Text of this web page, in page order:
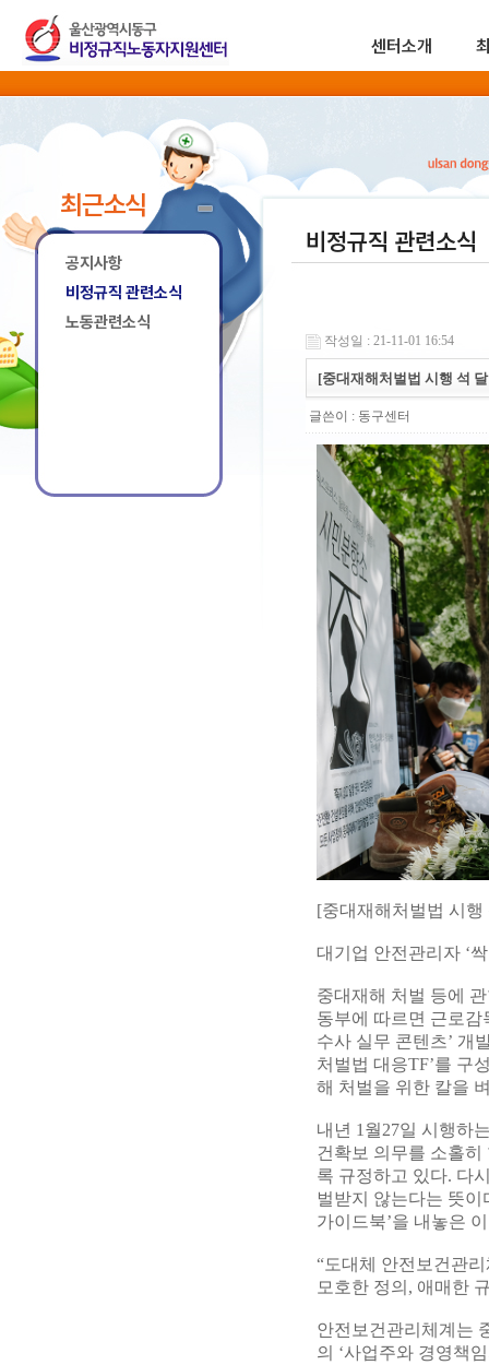
센터소개
최근소식
공지사항
비정규직 관련소식
노동관련소식
비정규직 관련소식
작성일 : 21-11-01 16:54
[중대재해처벌법 시행 석
글쓴이 : 동구센터
[중대재해처벌법 시
대기업 안전관리자 ‘
중대재해 처벌 등에
동부에 따르면 근로감
수사 실무 콘텐츠’ 개
처벌법 대응TF’를 구
해 처벌을 위한 칼을
내년 1월27일 시행하
건확보 의무를 소홀히
록 규정하고 있다. 다
벌받지 않는다는 뜻
가이드북’을 내놓은
“도대체 안전보건관
모호한 정의, 애매한
안전보건관리체계는
의 ‘사업주와 경영책